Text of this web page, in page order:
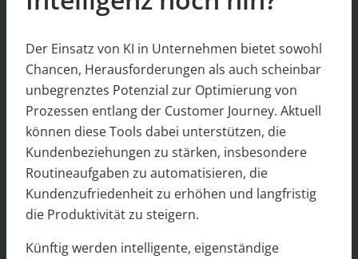
Der Einsatz von KI in Unternehmen bietet sowohl
Chancen, Herausforderungen als auch scheinbar
unbegrenztes Potenzial zur Optimierung von
Prozessen entlang der Customer Journey. Aktuell
können diese Tools dabei unterstützen, die
Kundenbeziehungen zu stärken, insbesondere
Routineaufgaben zu automatisieren, die
Kundenzufriedenheit zu erhöhen und langfristig
die Produktivität zu steigern.
Künftig werden intelligente, eigenständige